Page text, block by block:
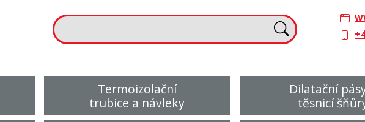
Termoizolační
trubice a návleky
Dilatační
těsnicí